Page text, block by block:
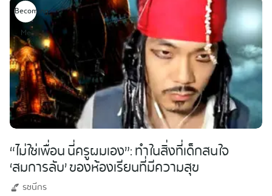
Becoming
Me
“ไม่ใช่เพื่อน นี่ครูผมเอง”: ทำในสิ่งที่เด็กสนใจ
‘สมการลับ’ ของห้องเรียนที่มีความสุข
รชนีกร